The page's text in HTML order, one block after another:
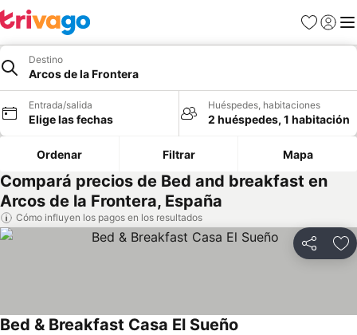
Favoritos
Iniciar
Destino
Arcos de la Frontera
Entrada/salida
Elige las fechas
Huéspedes, habitaciones
2 huéspedes, 1 habitación
Ordenar Filtrar Mapa
Compará precios de Bed and breakfast en
Arcos de la Frontera, España
Cómo influyen los pagos en los resultados
Compartir
Bed & Breakfast Casa El Sueño